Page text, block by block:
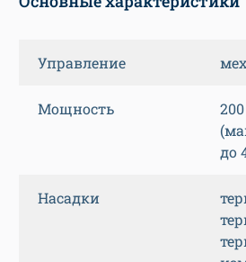
Управление
Мощность
до
Насадки